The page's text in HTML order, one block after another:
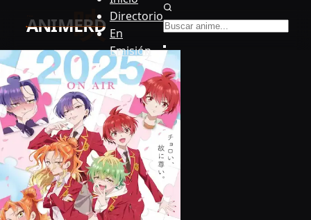
Directorio
En
Emisión
Buscar anime